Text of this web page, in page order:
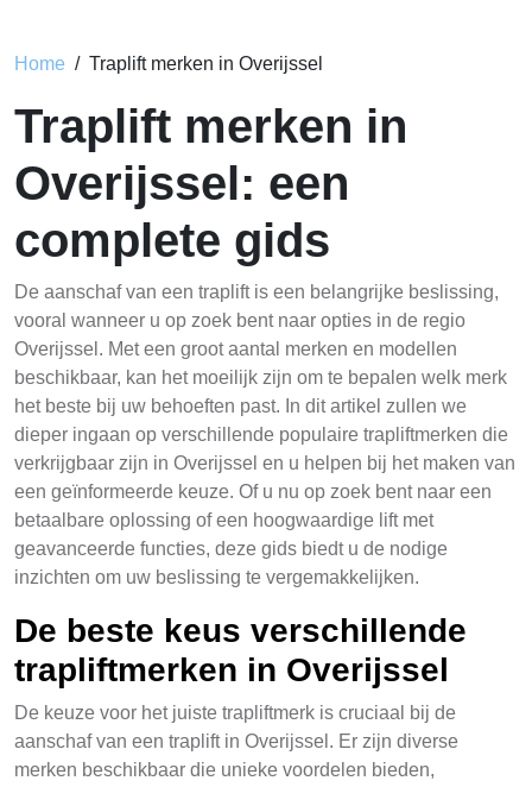
Home Traplift merken in Overijssel
Traplift merken in
Overijssel: een
complete gids
De aanschaf van een traplift is een belangrijke beslissing,
vooral wanneer u op zoek bent naar opties in de regio
Overijssel. Met een groot aantal merken en modellen
beschikbaar, kan het moeilijk zijn om te bepalen welk merk
het beste bij uw behoeften past. In dit artikel zullen we
dieper ingaan op verschillende populaire trapliftmerken die
verkrijgbaar zijn in Overijssel en u helpen bij het maken van
een geïnformeerde keuze. Of u nu op zoek bent naar een
betaalbare oplossing of een hoogwaardige lift met
geavanceerde functies, deze gids biedt u de nodige
inzichten om uw beslissing te vergemakkelijken.
De beste keus verschillende
trapliftmerken in Overijssel
De keuze voor het juiste trapliftmerk is cruciaal bij de
aanschaf van een traplift in Overijssel. Er zijn diverse
merken beschikbaar die unieke voordelen bieden,